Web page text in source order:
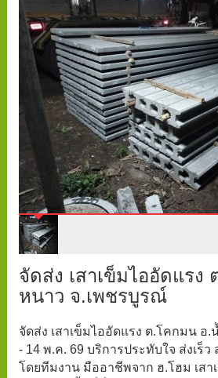
จัดส่ง เสาเข็มไออัดแรง
หนาว จ.เพชรบูรณ์
จัดส่ง เสาเข็มไออัดแรง ต.โคกมน อ
- 14 พ.ค. 69 บริการประทับใจ ส่งเร็ว
โดยทีมงาน มืออาชีพจาก ฮ.โฮม เสา